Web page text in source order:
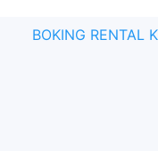
BOKING RENTAL